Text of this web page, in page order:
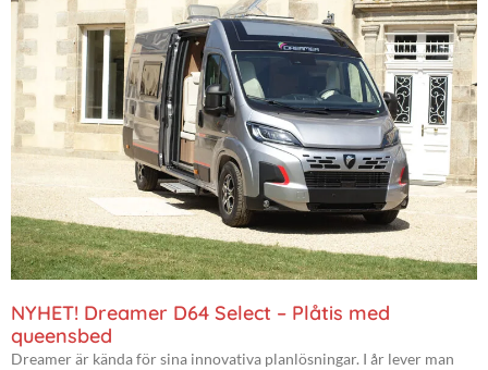
NYHET! Dreamer D64 Select – Plåtis med
queensbed
Dreamer är kända för sina innovativa planlösningar. I år lever man